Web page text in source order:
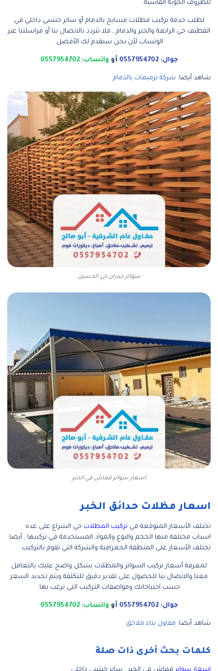
للظروف الجوية القاسية.
لطلب خدمة تركيب مظلات مسابح بالدمام أو ساتر خشبي داخلي في
القطيف حي الرابعة والخبر والدمام , فلا تتردد بالاتصال بنا أو مراسلتنا عبر
الوتساب لأن نحن سنقدم لك الأفضل.
جوال: 0557954702 أو واتساب: 0557954702
شاهد أيضا: شركة ترميمات بالدمام
سواتر جدران حي الحسين
اسعار سواتر قماش في الخبر
اسعار مظلات حدائق الخبر
تختلف الأسعار المتوقعة في تركيب المظلات حي الشراع على عده
اسباب مختلفة منها الحجم والنوع والمواد المستخدمة في تركيبها , أيضا
تختلف الأسعار على المنطقة الجغرافية والشركة التي تقوم بالتركيب.
لمعرفة أسعار تركيب السواتر والمظلات بشكل واضح عليك بالتعامل
معنا والاتصال بنا للحصول على تقدير دقيق للتكلفة ويتم تحديد السعر
حسب احتياجاتك ومواصفات التركيب التي ترغب بها.
جوال: 0557954702 أو واتساب: 0557954702
شاهد أيضا: مقاول بناء ملاحق
كلمات بحث أخرى ذات صلة